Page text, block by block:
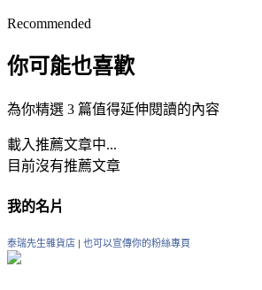
Recommended
你可能也喜歡
為你精選 3 篇值得延伸閱讀的內容
載入推薦文章中...
目前沒有推薦文章
我的名片
泰瑞先生雜貨店 | 也可以宣傳你的粉絲專頁